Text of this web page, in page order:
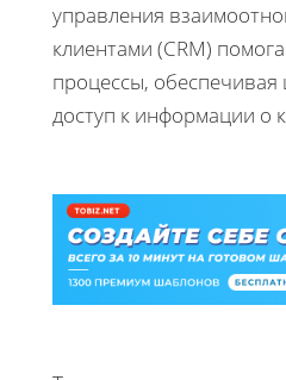
управления
клиентами (CRM)
процессы,
доступ к информации о